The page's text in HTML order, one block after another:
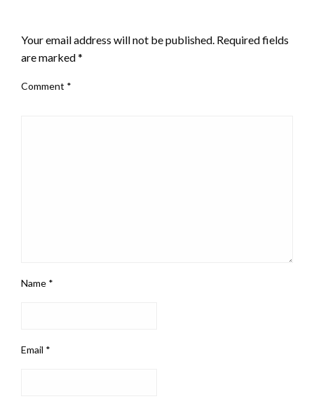
Your email address will not be published. Required fields
are marked*
Comment *
Name *
Email *